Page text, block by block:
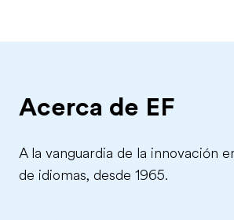
Acerca de EF
A la vanguardia de la innovación
de idiomas, desde 1965.